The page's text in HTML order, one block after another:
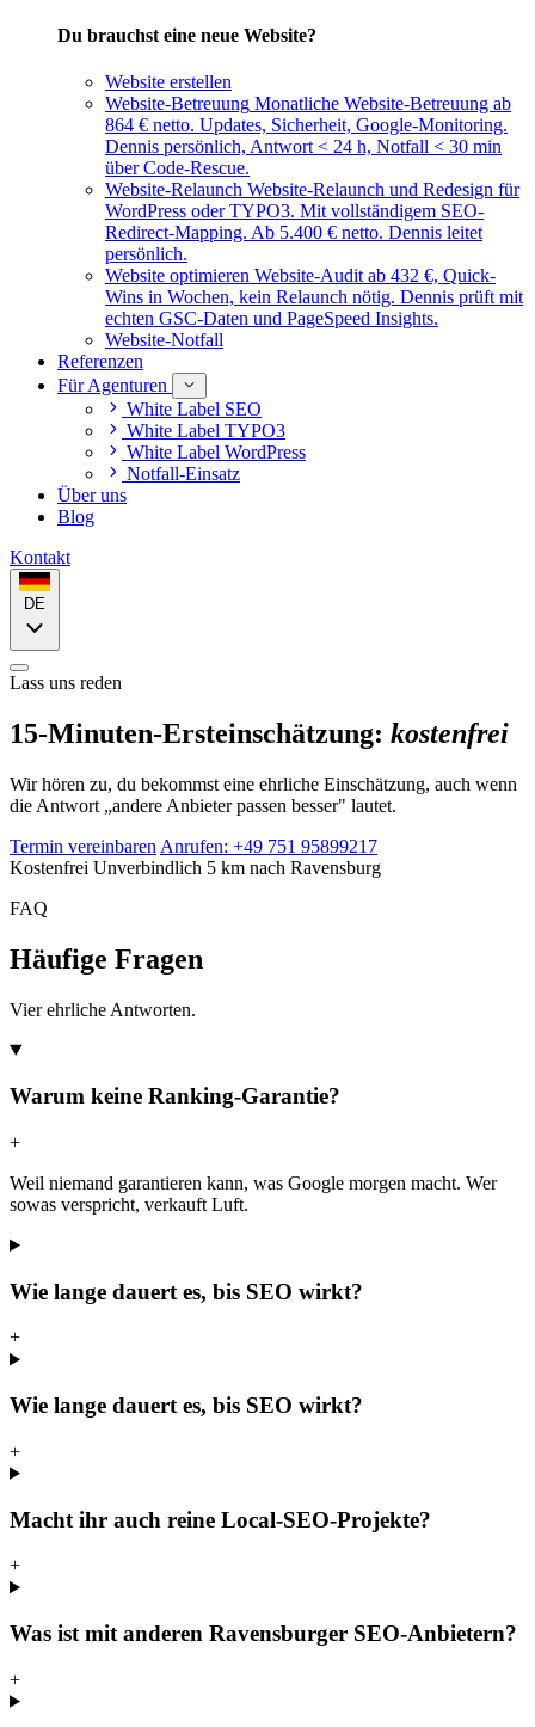
Du brauchst eine neue Website?
Website erstellen
Website-Betreuung Monatliche Website-Betreuung ab
864 € netto. Updates, Sicherheit, Google-Monitoring.
Dennis persönlich, Antwort < 24 h, Notfall < 30 min
über Code-Rescue.
Website-Relaunch Website-Relaunch und Redesign für
WordPress oder TYPO3. Mit vollständigem SEO-
Redirect-Mapping. Ab 5.400 € netto. Dennis leitet
persönlich.
Website optimieren Website-Audit ab 432 €, Quick-
Wins in Wochen, kein Relaunch nötig. Dennis prüft mit
echten GSC-Daten und PageSpeed Insights.
Website-Notfall
Referenzen
Für Agenturen
White Label SEO
White Label TYPO3
White Label WordPress
Notfall-Einsatz
Über uns
Blog
Kontakt
DE
Lass uns reden
15-Minuten-Ersteinschätzung: kostenfrei
Wir hören zu, du bekommst eine ehrliche Einschätzung, auch wenn
die Antwort „andere Anbieter passen besser" lautet.
Termin vereinbaren Anrufen: +49 751 95899217
Kostenfrei Unverbindlich 5 km nach Ravensburg
FAQ
Häufige Fragen
Vier ehrliche Antworten.
Warum keine Ranking-Garantie?
+
Weil niemand garantieren kann, was Google morgen macht. Wer
sowas verspricht, verkauft Luft.
Wie lange dauert es, bis SEO wirkt?
+
Wie lange dauert es, bis SEO wirkt?
+
Macht ihr auch reine Local-SEO-Projekte?
+
Was ist mit anderen Ravensburger SEO-Anbietern?
+